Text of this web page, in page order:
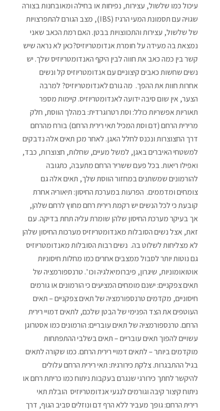
עיכול כמו שלשול, עצירות, נפיחות או בחילה ומאובחנות בצורה
שגויה עם תסמונת המעי הרגיז (IBS), מצב הגורם להתפרצויות
של שלשול, עצירות והתכווצויות בבטן. האם רמת הכאב שאני
נמצאת בה מעידה על חומרת אנדומטריוזיס?כאן לא נראה שיש
קשר בין כמה כאב את חווה לבין היקף האנדומטריוזיס שלך. יש
נשים שחשות כאבים קיצוניים עם אנדומטריוזיס קל ונשים
אחרות חוות את ההפך. מה גורם לאנדומטריוזיס? למרבה
הצער, אין שום סיבה ידועה לאנדומטריוזיס. קיימות מספר
תאוריות אפשריות כולל: וסת רטרוגרדית: במהלך הווסת, חלק
מרירית הרחם (דם וסת המכיל תאי רירית הרחם) בורח מהרחם
דרך החצוצרות ונכנס לחלל האגן. לאחר מכן תאים אלה נדבקים
למשטחי האיברים באגן, למשל מעיים, שחלות, חצוצרות, כבד,
ואפילו ריאות. בכל פעם ששריר הרחם מתעבה, כתגובה
להורמונים שמשתנים במחזור הווסת שלך, תאים אלה גם
צומחים ומדממים. הפרעות במערכת החיסון: תיאוריה אחרת
קובעת כי לכל הנשים יש רקמת רירית רחם מחוץ לרחם שלהן,
אך בעיקר מערכת החיסון שלהן שומרת עליה תחת בדיקה. עם
זאת, אצל נשים הסובלות מאנדומטריוזיס מערכות החיסון שלהן
לא מצליחות לשלוט בה. נשים רבות הסובלות מאנדומטריוזיס
גם נוטות יותר לסבול ממצבים אחרים כמו מחלות חיסוניות
אוטואומוניות, שיגרון, פיברומיאלגיה וכו '. טרנספורמציה של
תאים צפקניים: ישנם מומחים המציעים כי הורמונים או גורמים
חיסוניים, מקדמים טרנספורמציה של תאים צפקניים – תאים
העוטפים את הצד הפנימי של הבטן שלכם, לתאים דמויי רירית
הרחם. טרנספורמציה של תאים עובריים: הורמונים כמו אסטרוגן
עשויים להפוך תאים עובריים – תאים בשלבי ההתפתחות
מוקדמים ביותר – לתאים דמויי רירית הרחם. כמו שקורה לתאים
בגיל ההתבגרות. צלקת כירורגית: תאי רירית הרחם עלולים
להיקשר לחתך כירורגי שנגרם בעקבות ניתוח כמו כריתת רחם או
ניתוח קיצור קיבה וגורמים לנגעי אנדומטריוזיס הובלת תאי
רירית הרחם: גופך מעביר ללא הרף דם ונוזלים סביב הגוף, דרך